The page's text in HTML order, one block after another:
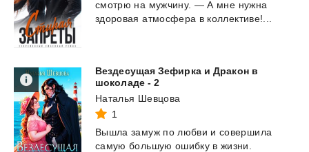
смотрю на мужчину. — А мне нужна
здоровая атмосфера в коллективе!...
Вездесущая Зефирка и Дракон в
шоколаде - 2
Наталья Шевцова
1
Вышла замуж по любви и совершила
самую большую ошибку в жизни.